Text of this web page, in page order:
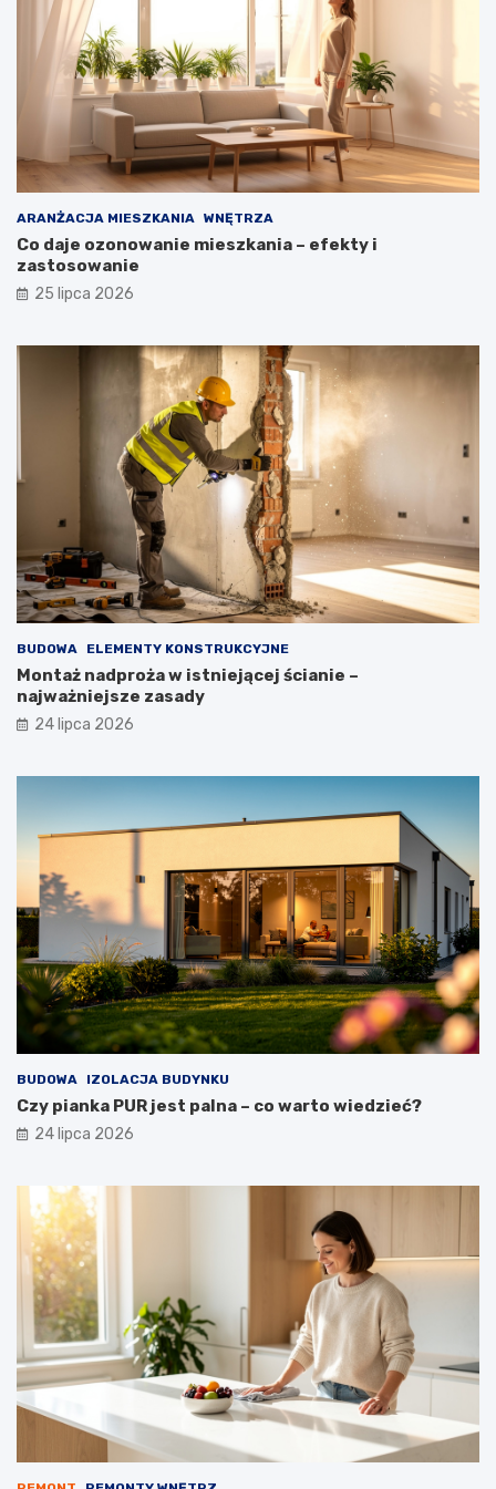
ARANŻACJA MIESZKANIA WNĘTRZA
Co daje ozonowanie mieszkania – efekty i
zastosowanie
25 lipca 2026
BUDOWA ELEMENTY KONSTRUKCYJNE
Montaż nadproża w istniejącej ścianie –
najważniejsze zasady
24 lipca 2026
BUDOWA IZOLACJA BUDYNKU
Czy pianka PUR jest palna – co warto wiedzieć?
24 lipca 2026